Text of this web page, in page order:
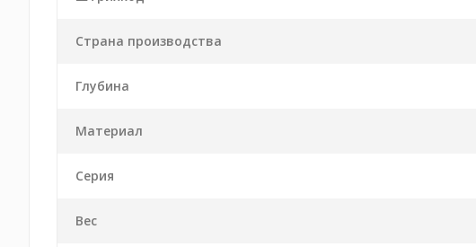
Страна производства
Глубина
Материал
Серия
Вес